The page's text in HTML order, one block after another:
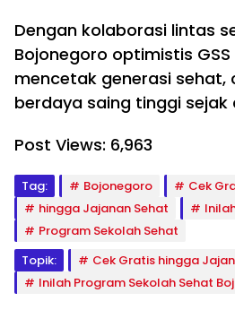
Dengan kolaborasi lintas
Bojonegoro optimistis GSS
mencetak generasi sehat,
berdaya saing tinggi sejak
Post Views: 6,963
Tag: Bojonegoro
Cek
hingga Jajanan Sehat
Program Sekolah Sehat
Topik:
Cek Gratis hingga
Inilah Program Sekolah Sehat